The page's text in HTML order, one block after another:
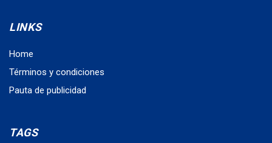
LINKS
Home
Términos y condiciones
Pauta de publicidad
TAGS